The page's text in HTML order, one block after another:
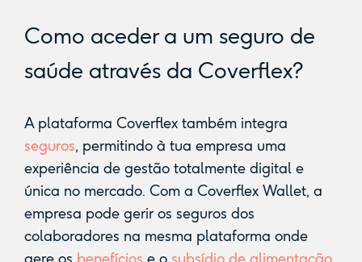
Como aceder a um seguro de
saúde através da Coverflex?
A plataforma Coverflex também integra
seguros, permitindo à tua empresa uma
experiência de gestão totalmente digital e
única no mercado. Com a Coverflex Wallet, a
empresa pode gerir os seguros dos
colaboradores na mesma plataforma onde